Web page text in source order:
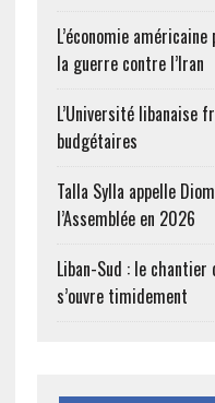
L’économie
la guerre contre l’Iran
L’Université libanaise
budgétaires
Talla Sylla appelle
l’Assemblée en 2026
Liban-Sud : le
s’ouvre timidement